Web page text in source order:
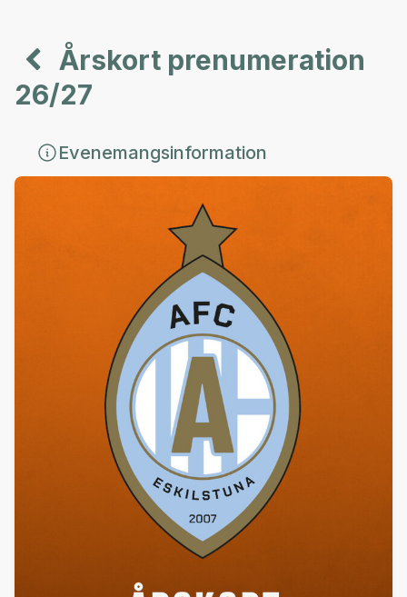
Årskort prenumeration
26/27
Evenemangsinformation